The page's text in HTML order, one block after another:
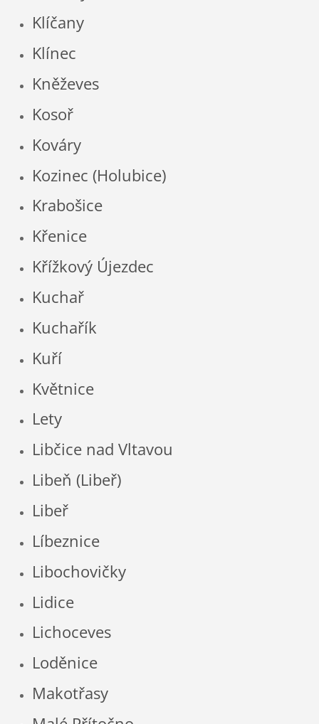
Klíčany
Klínec
Kněževes
Kosoř
Kováry
Kozinec (Holubice)
Krabošice
Křenice
Křížkový Újezdec
Kuchař
Kuchařík
Kuří
Květnice
Lety
Libčice nad Vltavou
Libeň (Libeř)
Libeř
Líbeznice
Libochovičky
Lidice
Lichoceves
Loděnice
Makotřasy